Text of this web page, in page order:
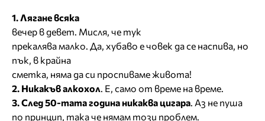
1. Лягане всяка
вечер в девет. Мисля, че тук
прекалява малко. Да, хубаво е човек да се наспива, но
пък, в крайна
сметка, няма да си проспиваме живота!
2. Никакъв алкохол . Е, само от време на време.
3. След 50-тата година никаква цигара . Аз не пуша
по принцип, така че нямам този проблем.